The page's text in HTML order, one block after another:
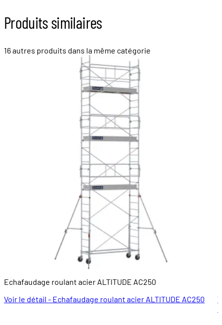
Produits similaires
16 autres produits dans la même catégorie
Echafaudage roulant acier ALTITUDE AC250
Voir le détail - Echafaudage roulant acier ALTITUDE AC250